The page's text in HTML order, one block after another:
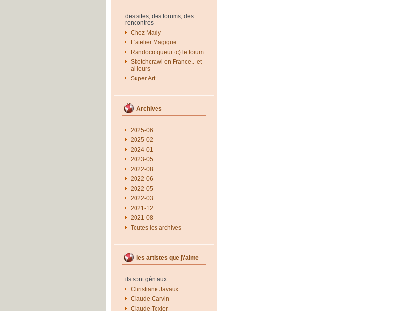
des sites, des forums, des
rencontres
Chez Mady
L'atelier Magique
Randocroqueur (c) le forum
Sketchcrawl en France... et
ailleurs
Super Art
Archives
2025-06
2025-02
2024-01
2023-05
2022-08
2022-06
2022-05
2022-03
2021-12
2021-08
Toutes les archives
les artistes que j\'aime
ils sont géniaux
Christiane Javaux
Claude Carvin
Claude Texier